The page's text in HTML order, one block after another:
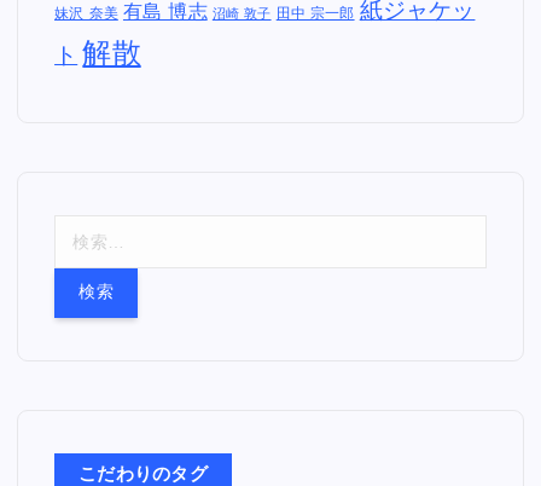
妹沢 奈美 有島 博志 沼崎 敦子 田中 宗一郎 紙ジャケッ
ト 解散
こだわりのタグ